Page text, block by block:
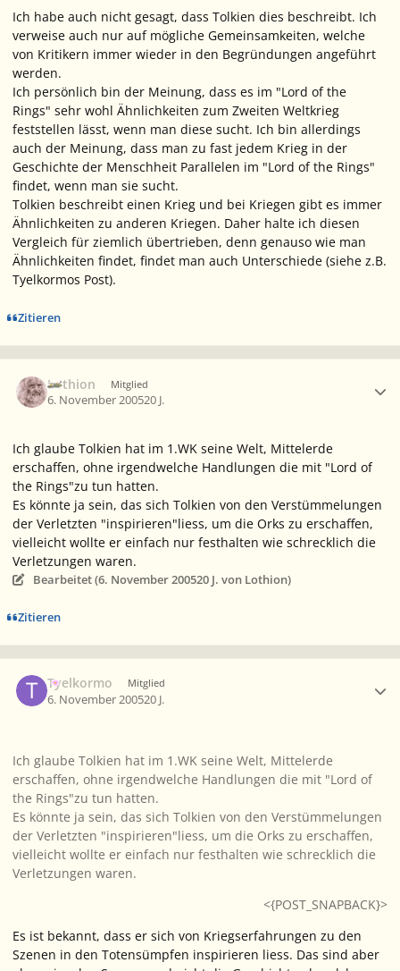
Ich habe auch nicht gesagt, dass Tolkien dies beschreibt. Ich
verweise auch nur auf mögliche Gemeinsamkeiten, welche
von Kritikern immer wieder in den Begründungen angeführt
werden.
Ich persönlich bin der Meinung, dass es im "Lord of the
Rings" sehr wohl Ähnlichkeiten zum Zweiten Weltkrieg
feststellen lässt, wenn man diese sucht. Ich bin allerdings
auch der Meinung, dass man zu fast jedem Krieg in der
Geschichte der Menschheit Parallelen im "Lord of the Rings"
findet, wenn man sie sucht.
Tolkien beschreibt einen Krieg und bei Kriegen gibt es immer
Ähnlichkeiten zu anderen Kriegen. Daher halte ich diesen
Vergleich für ziemlich übertrieben, denn genauso wie man
Ähnlichkeiten findet, findet man auch Unterschiede (siehe z.B.
Tyelkormos Post).
Zitieren
Lothion Mitglied
6. November 200520 J.
Ich glaube Tolkien hat im 1.WK seine Welt, Mittelerde
erschaffen, ohne irgendwelche Handlungen die mit "Lord of
the Rings"zu tun hatten.
Es könnte ja sein, das sich Tolkien von den Verstümmelungen
der Verletzten "inspirieren"liess, um die Orks zu erschaffen,
vielleicht wollte er einfach nur festhalten wie schrecklich die
Verletzungen waren.
Bearbeitet (6. November 200520 J. von Lothion)
Zitieren
Tyelkormo Mitglied
6. November 200520 J.
Ich glaube Tolkien hat im 1.WK seine Welt, Mittelerde
erschaffen, ohne irgendwelche Handlungen die mit "Lord of
the Rings"zu tun hatten.
Es könnte ja sein, das sich Tolkien von den Verstümmelungen
der Verletzten "inspirieren"liess, um die Orks zu erschaffen,
vielleicht wollte er einfach nur festhalten wie schrecklich die
Verletzungen waren.
<{POST_SNAPBACK}>
Es ist bekannt, dass er sich von Kriegserfahrungen zu den
Szenen in den Totensümpfen inspirieren liess. Das sind aber